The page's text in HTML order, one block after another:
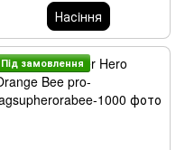
Насiння
Пiд замовлення